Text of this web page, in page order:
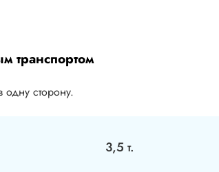
транспортом
одну сторону.
3,5 т.